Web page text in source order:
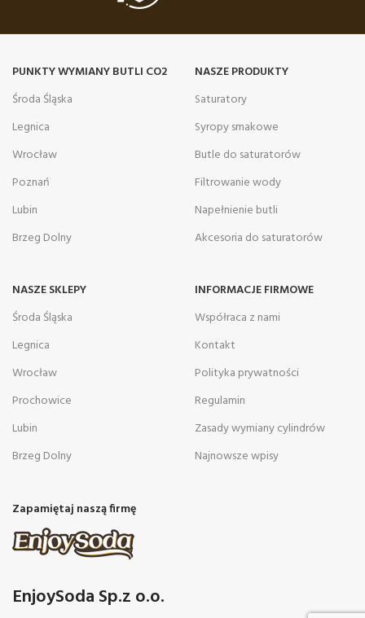
PUNKTY WYMIANY BUTLI CO2
Środa Śląska
Legnica
Wrocław
Poznań
Lubin
Brzeg Dolny
NASZE PRODUKTY
Saturatory
Syropy smakowe
Butle do saturatorów
Filtrowanie wody
Napełnienie butli
Akcesoria do saturatorów
NASZE SKLEPY
Środa Śląska
Legnica
Wrocław
Prochowice
Lubin
Brzeg Dolny
INFORMACJE FIRMOWE
Współraca z nami
Kontakt
Polityka prywatności
Regulamin
Zasady wymiany cylindrów
Najnowsze wpisy
Zapamiętaj naszą firmę
EnjoySoda Sp.z o.o.